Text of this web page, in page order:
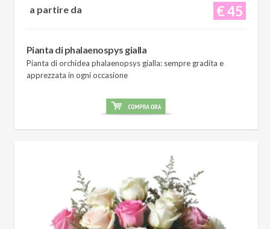
€ 45
a partire da
Pianta di phalaenospys gialla
Pianta di orchidea phalaenopsys gialla: sempre gradita e
apprezzata in ogni occasione